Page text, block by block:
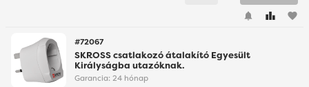
favorite
#72067
SKROSS csatlakozó átalakító Egyesült
Királyságba utazóknak.
Garancia: 24 hónap